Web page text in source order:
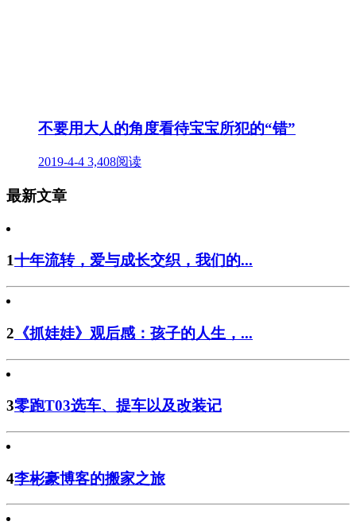
不要用大人的角度看待宝宝所犯的“错”
2019-4-4 3,408阅读
最新文章
1十年流转，爱与成长交织，我们的...
2 《抓娃娃》观后感：孩子的人生，...
3零跑T03选车、提车以及改装记
4李彬豪博客的搬家之旅